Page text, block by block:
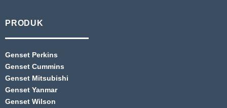
PRODUK
Genset Perkins
Genset Cummins
Genset Mitsubishi
Genset Yanmar
Genset Wilson